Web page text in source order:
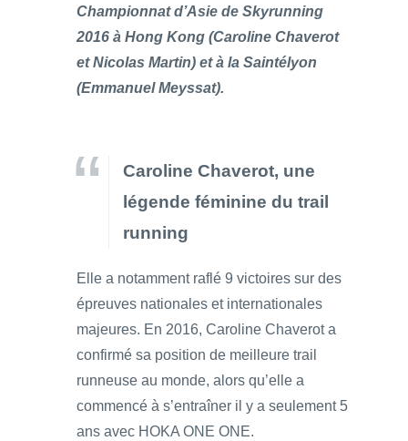
Championnat d’Asie de Skyrunning
2016 à Hong Kong (Caroline Chaverot
et Nicolas Martin) et à la Saintélyon
(Emmanuel Meyssat).
Caroline Chaverot, une
légende féminine du trail
running
Elle a notamment raflé 9 victoires sur des
épreuves nationales et internationales
majeures. En 2016, Caroline Chaverot a
confirmé sa position de meilleure trail
runneuse au monde, alors qu’elle a
commencé à s’entraîner il y a seulement 5
ans avec HOKA ONE ONE.